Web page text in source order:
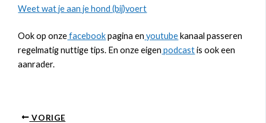
Weet wat je aan je hond (bij)voert
Ook op onzefacebookpagina en youtubekanaal passeren
regelmatig nuttige tips. En onze eigen podcastis ook een
aanrader.
VORIGE